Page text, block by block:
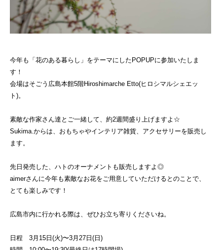
今年も「花のある暮らし」をテーマにしたPOPUPに参加いたしま
す！
会場はそごう広島本館5階Hiroshimarche Etto(ヒロシマルシェエッ
ト)。
素敵な作家さん達とご一緒して、約2週間盛り上げますよ☆
Sukima.からは、おもちゃやインテリア雑貨、アクセサリーを販売し
ます。
先日発売した、ハトのオーナメントも販売しますよ◎
aimerさんに今年も素敵なお花をご用意していただけるとのことで、
とても楽しみです！
広島市内に行かれる際は、ぜひお立ち寄りくださいね。
日程 3月15日(火)〜3月27日(日)